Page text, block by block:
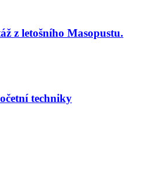
z letošního Masopustu.
techniky